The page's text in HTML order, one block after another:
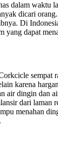
dalam waktu
dicari
Di
yang dapat
sempat
karena
air dingin dan
dari laman
menahan